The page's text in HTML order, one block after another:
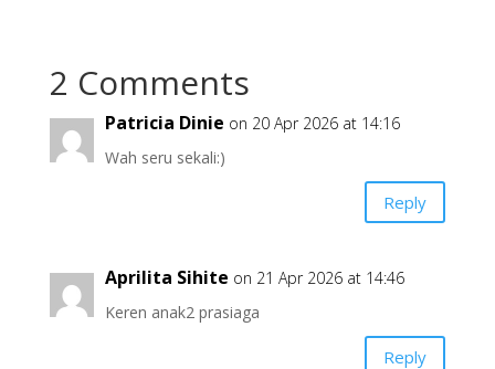
2 Comments
Patricia Dinie on 20 Apr 2026 at 14:16
Wah seru sekali:)
Reply
Aprilita Sihite on 21 Apr 2026 at 14:46
Keren anak2 prasiaga
Reply